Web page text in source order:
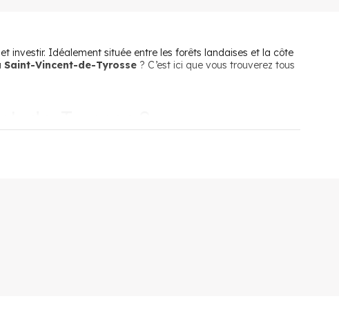
investir. Idéalement située entre les forêts landaises et la côte
Saint-Vincent-de-Tyrosse ? C’est ici que vous trouverez tous
de-Tyrosse ?